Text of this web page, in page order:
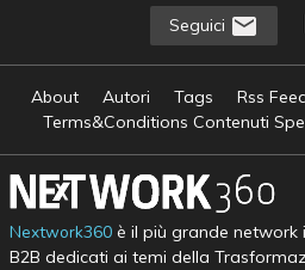
Seguici
About Autori Tags Rss
Terms&Conditions Contenuti
Nextwork360è il più grande network
B2B dedicati ai temi della